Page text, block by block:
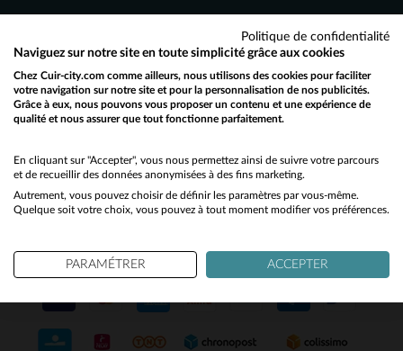
SERVICE CLIENT
Nos conseillers sont à votre écoute
du lundi au vendredi de 10h à 12h30
et de 13h30 à 18h.
NOS PARTENAIRES DE CONFIANCE
Would you like to be redirected to our English site?
No
Yes
Politique de confidentialité
Naviguez sur notre site en toute simplicité grâce aux cookies
Chez Cuir-city.com comme ailleurs, nous utilisons des cookies pour faciliter
votre navigation sur notre site et pour la personnalisation de nos publicités.
Grâce à eux, nous pouvons vous proposer un contenu et une expérience de
qualité et nous assurer que tout fonctionne parfaitement.
En cliquant sur "Accepter", vous nous permettez ainsi de suivre votre parcours
et de recueillir des données anonymisées à des fins marketing.
Autrement, vous pouvez choisir de définir les paramètres par vous-même.
Quelque soit votre choix, vous pouvez à tout moment modifier vos préférences.
PARAMÉTRER ACCEPTER